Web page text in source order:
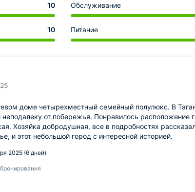
10 Обслуживание
10 Питание
доме четырехместный семейный полулюкс. В
от побережья. Понравилось расположение
Хозяйка добродушная, все в подробностях
и этот небольшой город с интересной историей.
2025 (6 дней)